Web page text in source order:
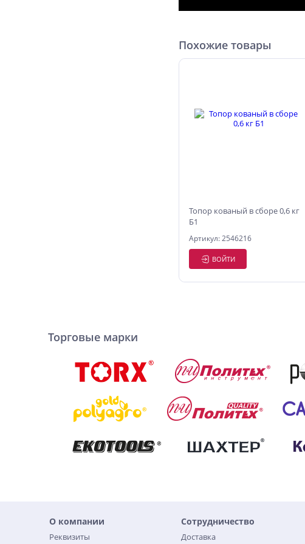
Похожие товары
Топор кованый в сборе 0,6 кг
Б1
Артикул: 2546216
ВОЙТИ
Торговые марки
О компании
Реквизиты
Сотрудничество
Доставка